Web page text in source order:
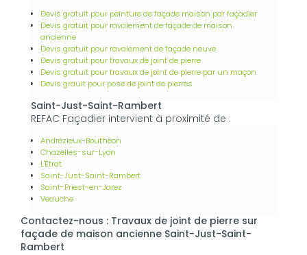
Devis gratuit pour peinture de façade maison par façadier
Devis gratuit pour ravalement de façade de maison
ancienne
Devis gratuit pour ravalement de façade neuve
Devis gratuit pour travaux de joint de pierre
Devis gratuit pour travaux de joint de pierre par un maçon
Devis grauit pour pose de joint de pierres
Saint-Just-Saint-Rambert
REFAC Façadier intervient à proximité de :
Andrézieux-Bouthéon
Chazelles-sur-Lyon
L'Étrat
Saint-Just-Saint-Rambert
Saint-Priest-en-Jarez
Veauche
Contactez-nous : Travaux de joint de pierre sur
façade de maison ancienne Saint-Just-Saint-
Rambert